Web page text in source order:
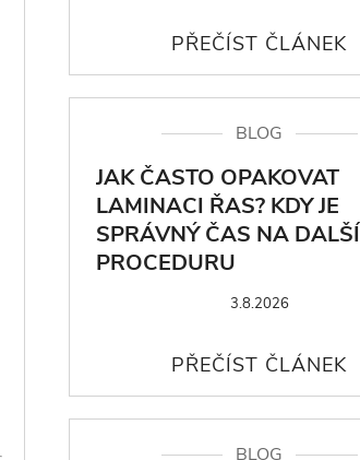
BLOG
JAK ČASTO OPAKOVAT
LAMINACI ŘAS? KDY JE
SPRÁVNÝ ČAS NA DALŠÍ
PROCEDURU
3.8.2026
BLOG